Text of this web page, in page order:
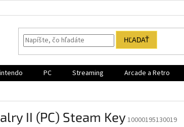
HĽADAŤ
PC Streaming Arcade a Retro
II (PC) Steam Key 10000195130019